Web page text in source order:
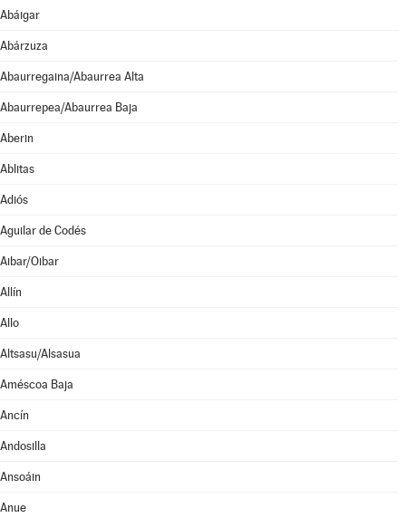
Abáigar
Abárzuza
Abaurregaina/Abaurrea Alta
Abaurrepea/Abaurrea Baja
Aberin
Ablitas
Adiós
Aguilar de Codés
Aibar/Oibar
Allín
Allo
Altsasu/Alsasua
Améscoa Baja
Ancín
Andosilla
Ansoáin
Anue